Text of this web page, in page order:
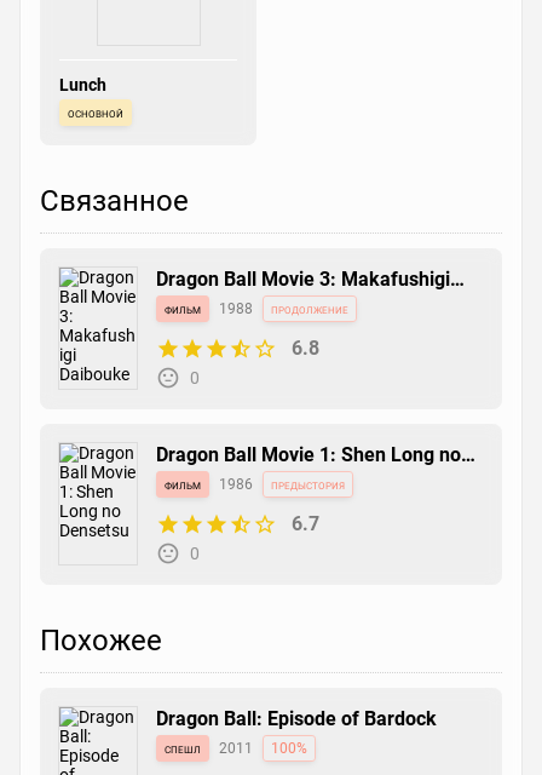
Lunch
основной
Связанное
Dragon Ball Movie 3: Makafushigi
Daibouken
фильм 1988 продолжение
6.8
0
Dragon Ball Movie 1: Shen Long no
Densetsu
фильм 1986 предыстория
6.7
0
Похожее
Dragon Ball: Episode of Bardock
спешл 2011 100%